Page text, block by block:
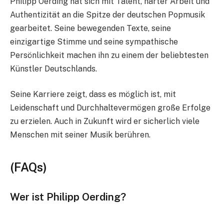
Authentizität an die Spitze der deutschen Popmusik
gearbeitet. Seine bewegenden Texte, seine
einzigartige Stimme und seine sympathische
Persönlichkeit machen ihn zu einem der beliebtesten
Künstler Deutschlands.
Seine Karriere zeigt, dass es möglich ist, mit
Leidenschaft und Durchhaltevermögen große Erfolge
zu erzielen. Auch in Zukunft wird er sicherlich viele
Menschen mit seiner Musik berühren.
(FAQs)
Wer ist Philipp Oerding?